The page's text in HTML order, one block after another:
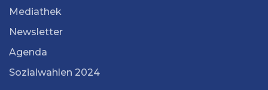
Mediathek
Newsletter
Agenda
Sozialwahlen 2024